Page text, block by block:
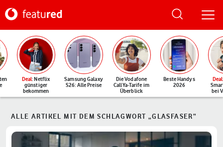
Deal: Netflix
günstiger
bekommen
Samsung Galaxy
S26: Alle Preise
Die Vodafone
CallYa-Tarife im
Überblick
Beste Handys
2026
Deal
bei
ALLE ARTIKEL MIT DEM SCHLAGWORT „GLASFASER“